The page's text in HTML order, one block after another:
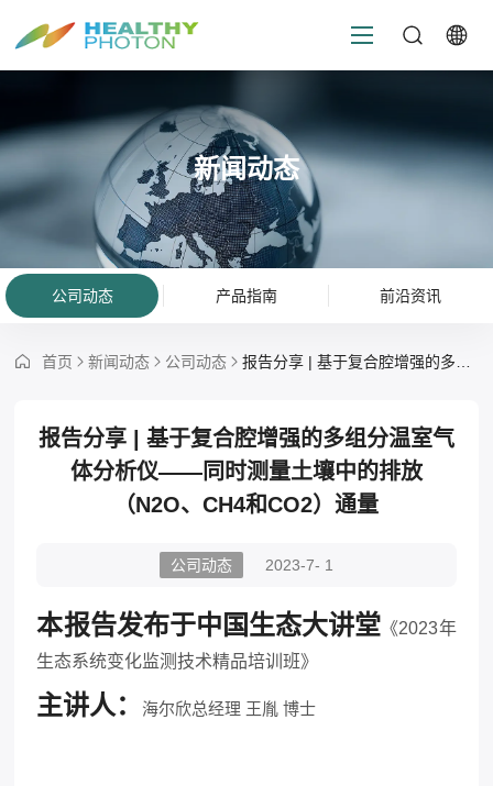
新闻动态
公司动态 产品指南 前沿资讯
首页 新闻动态 公司动态 报告分享 | 基于复合腔增强的多组分温室气体分析仪——同时测量土壤中的排放（N2O、CH4和CO2）通量
报告分享 | 基于复合腔增强的多组分温室气
体分析仪——同时测量土壤中的排放
（N2O、CH4和CO2）通量
公司动态 2023-7- 1
本报告发布于中国生态大讲堂 《2023年
生态系统变化监测技术精品培训班》
主讲人： 海尔欣总经理 王胤 博士